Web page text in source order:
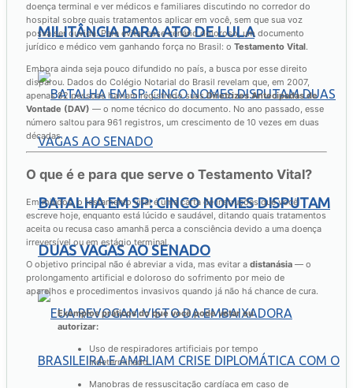
MILITÂNCIA PARA ATO DE LULA
BATALHA EM SP: CINCO NOMES DISPUTAM
DUAS VAGAS AO SENADO
doença terminal e ver médicos e familiares discutindo no corredor do
hospital sobre quais tratamentos aplicar em você, sem que sua voz
possa ser ouvida. Para evitar esse cenário doloroso, um documento
jurídico e médico vem ganhando força no Brasil: o Testamento Vital.
Embora ainda seja pouco difundido no país, a busca por esse direito
disparou. Dados do Colégio Notarial do Brasil revelam que, em 2007,
apenas 82 pessoas haviam registrado suasDiretrizes Antecipadas de
Vontade (DAV) — o nome técnico do documento. No ano passado, esse
número saltou para 961 registros, um crescimento de 10 vezes em duas
décadas.
O que é e para que serve o Testamento Vital?
Em miúdos, o testamento vital é uma carta de instruções que você
escreve hoje, enquanto está lúcido e saudável, ditando quais tratamentos
aceita ou recusa caso amanhã perca a consciência devido a uma doença
irreversível ou em estágio terminal.
O objetivo principal não é abreviar a vida, mas evitar a distanásia — o
prolongamento artificial e doloroso do sofrimento por meio de
aparelhos e procedimentos invasivos quando já não há chance de cura.
Exemplos práticos do que você pode vetar ou
autorizar:
Uso de respiradores artificiais por tempo
indeterminado.
Manobras de ressuscitação cardíaca em caso de